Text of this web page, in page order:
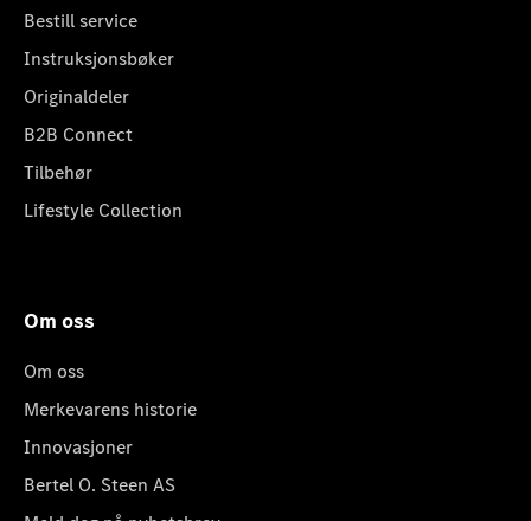
Bestill service
Instruksjonsbøker
Originaldeler
B2B Connect
Tilbehør
Lifestyle Collection
Om oss
Om oss
Merkevarens historie
Innovasjoner
Bertel O. Steen AS